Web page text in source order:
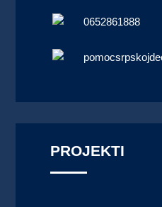
0652861888
PROJEKTI